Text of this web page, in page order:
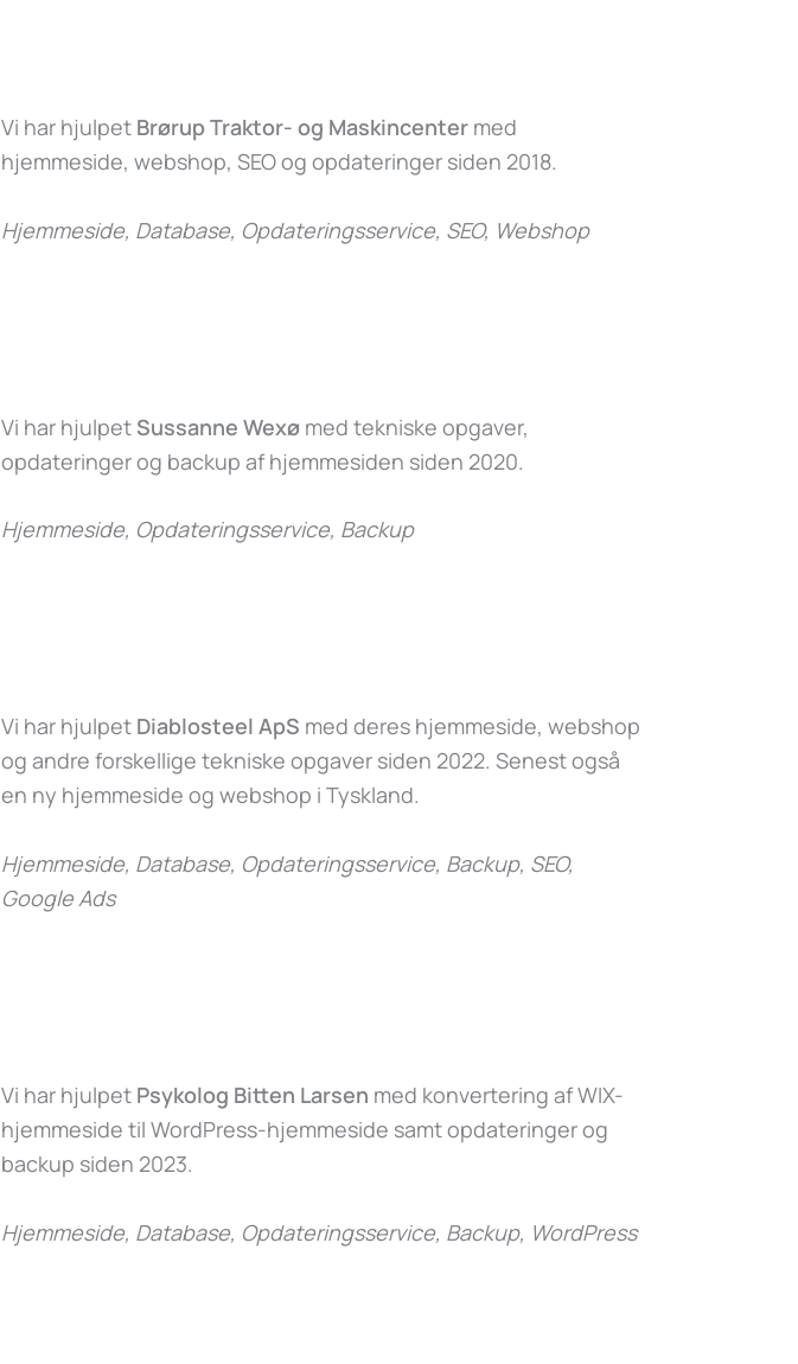
Vi har hjulpet Brørup Traktor- og Maskincenter med
hjemmeside, webshop, SEO og opdateringer siden 2018.
Hjemmeside, Database, Opdateringsservice, SEO, Webshop
Vi har hjulpet Sussanne Wexø med tekniske opgaver,
opdateringer og backup af hjemmesiden siden 2020.
Hjemmeside, Opdateringsservice, Backup
Vi har hjulpet Diablosteel ApS med deres hjemmeside, webshop
og andre forskellige tekniske opgaver siden 2022. Senest også
en ny hjemmeside og webshop i Tyskland.
Hjemmeside, Database, Opdateringsservice, Backup, SEO,
Google Ads
Vi har hjulpet Psykolog Bitten Larsen med konvertering af WIX-
hjemmeside til WordPress-hjemmeside samt opdateringer og
backup siden 2023.
Hjemmeside, Database, Opdateringsservice, Backup, WordPress